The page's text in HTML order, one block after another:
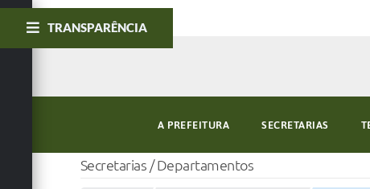
A PREFEITURA SECRETARIAS
TRANSPARÊNCIA
Secretarias / Departamentos